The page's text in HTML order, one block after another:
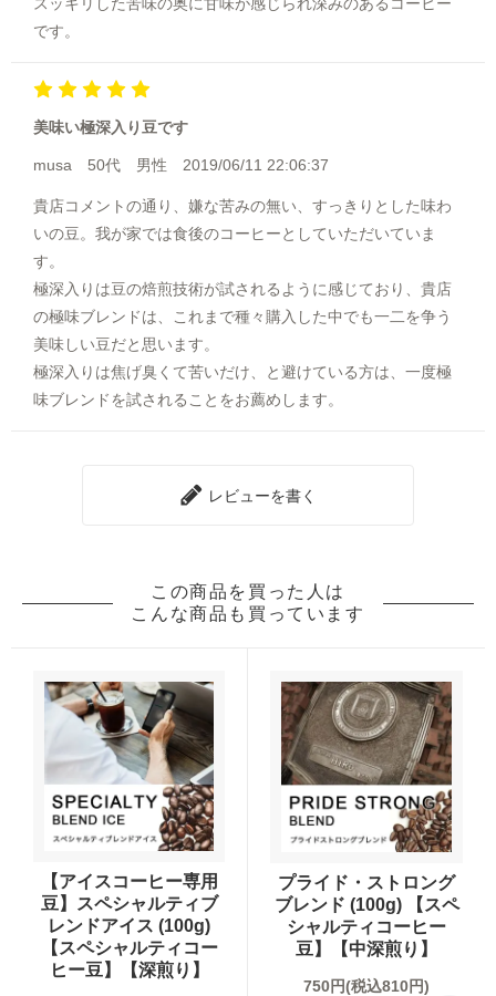
です。
美味い極深入り豆です
musa 50代 男性 2019/06/11 22:06:37
貴店コメントの通り、嫌な苦みの無い、すっきりとした味わ
いの豆。我が家では食後のコーヒーとしていただいていま
す。
極深入りは豆の焙煎技術が試されるように感じており、貴店
の極味ブレンドは、これまで種々購入した中でも一二を争う
美味しい豆だと思います。
極深入りは焦げ臭くて苦いだけ、と避けている方は、一度極
味ブレンドを試されることをお薦めします。
レビューを書く
この商品を買った人は
こんな商品も買っています
【アイスコーヒー専用
豆】スペシャルティブ
レンドアイス (100g)
【スペシャルティコー
ヒー豆】【深煎り】
プライド・ストロング
ブレンド (100g) 【スペ
シャルティコーヒー
豆】【中深煎り】
750円(税込810円)